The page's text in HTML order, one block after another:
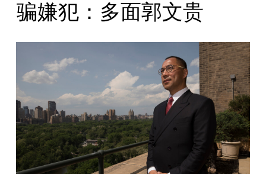
骗嫌犯：多面郭文贵